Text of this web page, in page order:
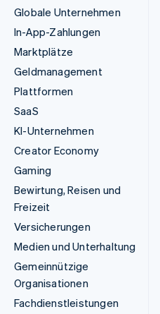
Globale Unternehmen
In-App-Zahlungen
Marktplätze
Geldmanagement
Plattformen
SaaS
KI-Unternehmen
Creator Economy
Gaming
Bewirtung, Reisen und
Freizeit
Versicherungen
Medien und Unterhaltung
Gemeinnützige
Organisationen
Fachdienstleistungen